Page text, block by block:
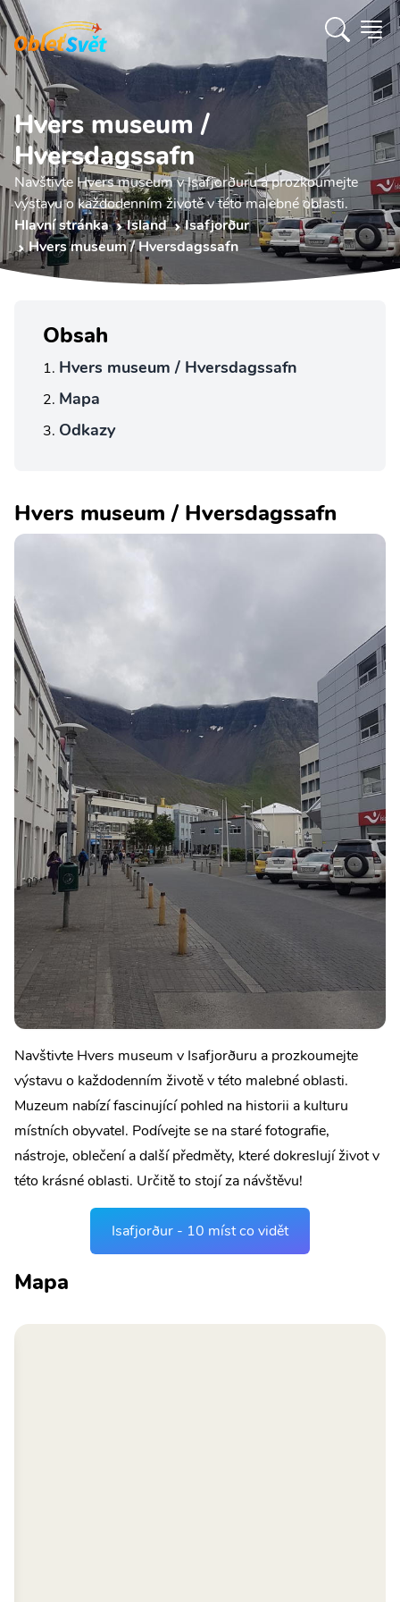
Hvers museum /
Hversdagssafn
Navštivte Hvers museum v Isafjorðuru a prozkoumejte
výstavu o každodenním životě v této malebné oblasti.
Hlavní stránka
Island
Isafjorður
Hvers museum / Hversdagssafn
Obsah
Hvers museum / Hversdagssafn
Mapa
Odkazy
Hvers museum / Hversdagssafn
Navštivte Hvers museum v Isafjorðuru a prozkoumejte
výstavu o každodenním životě v této malebné oblasti.
Muzeum nabízí fascinující pohled na historii a kulturu
místních obyvatel. Podívejte se na staré fotografie,
nástroje, oblečení a další předměty, které dokreslují život v
této krásné oblasti. Určitě to stojí za návštěvu!
Isafjorður - 10 míst co vidět
Mapa